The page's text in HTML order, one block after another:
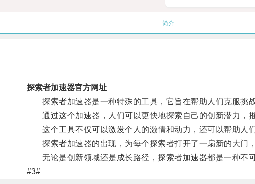
简介
探索者加速器官方网址
探索者加速器是一种特殊的工具，它旨在帮助人们克服挑战
通过这个加速器，人们可以更快地探索自己的创新潜力，
这个工具不仅可以激发个人的激情和动力，还可以帮助人们
探索者加速器的出现，为每个探索者打开了一扇新的大门
无论是创新领域还是成长路径，探索者加速器都是一种不
#3#